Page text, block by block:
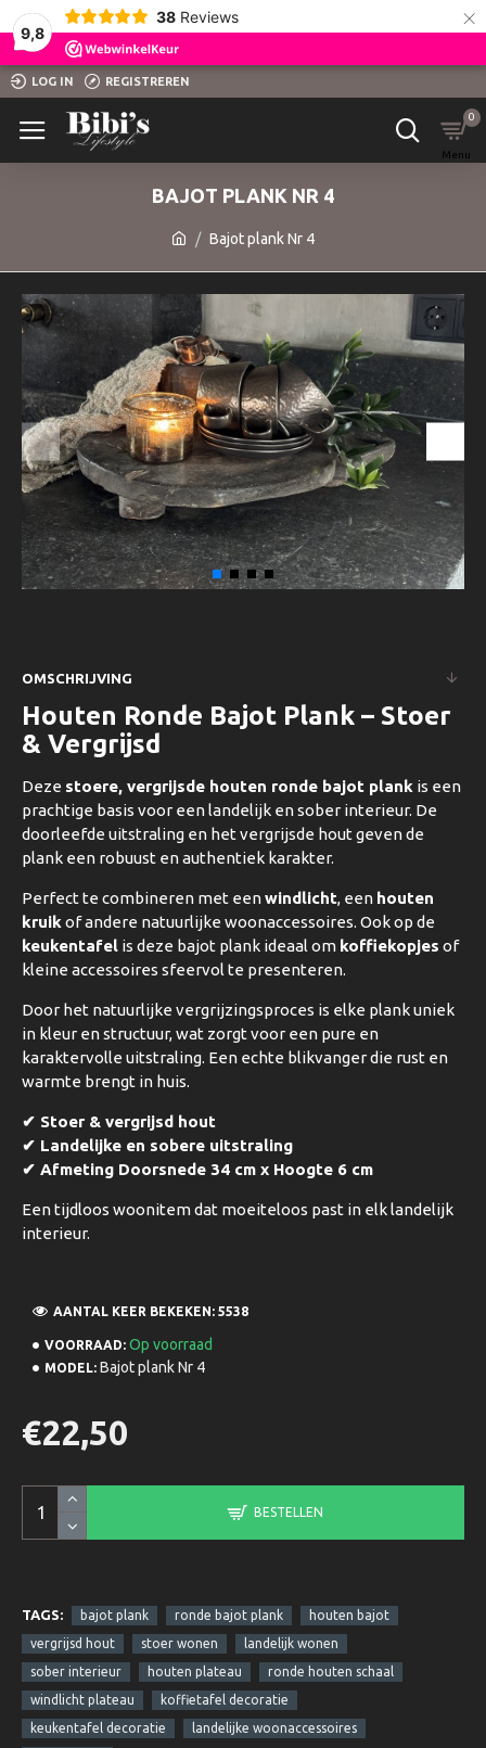
9,8
38 Reviews ×
LOG IN REGISTREREN
0
Bajot plank Nr 4
BAJOT PLANK NR 4
OMSCHRIJVING
Houten Ronde Bajot Plank – Stoer
& Vergrijsd
Deze stoere, vergrijsde houten ronde bajot plank is een
prachtige basis voor een landelijk en sober interieur. De
doorleefde uitstraling en het vergrijsde hout geven de
plank een robuust en authentiek karakter.
Perfect te combineren met eenwindlicht, een houten
kruik of andere natuurlijke woonaccessoires. Ook op de
keukentafel is deze bajot plank ideaal om koffiekopjes of
kleine accessoires sfeervol te presenteren.
Door het natuurlijke vergrijzingsproces is elke plank uniek
in kleur en structuur, wat zorgt voor een pure en
karaktervolle uitstraling. Een echte blikvanger die rust en
warmte brengt in huis.
✔ Stoer & vergrijsd hout
✔ Landelijke en sobere uitstraling
✔ Afmeting Doorsnede 34 cm x Hoogte 6 cm
Een tijdloos woonitem dat moeiteloos past in elk landelijk
interieur.
VOORRAAD: Op voorraad
MODEL: Bajot plank Nr 4
AANTAL KEER BEKEKEN: 5538
€22,50
BESTELLEN
TAGS: bajot plank ronde bajot plank houten bajot
vergrijsd hout stoer wonen
landelijk wonen
sober interieur
houten plateau
ronde houten schaal
windlicht plateau
koffietafel decoratie
keukentafel decoratie
landelijke woonaccessoires